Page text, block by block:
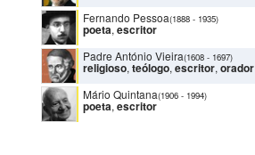
Fernando Pessoa(1888 - 1935)
poeta, escritor
Padre António Vieira(1608 - 1697)
religioso, teólogo, escritor, orador
Mário Quintana(1906 - 1994)
poeta, escritor